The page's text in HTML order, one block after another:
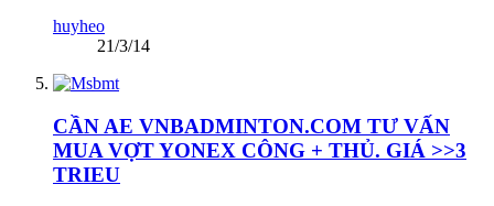
huyheo
21/3/14
CẦN AE VNBADMINTON.COM TƯ VẤN
MUA VỢT YONEX CÔNG + THỦ. GIÁ >>3
TRIEU